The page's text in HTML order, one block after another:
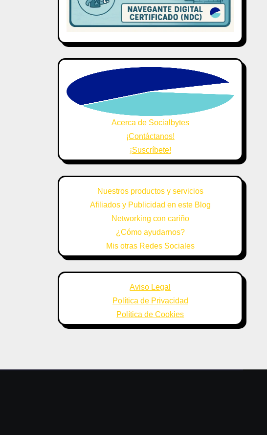
Acerca de Socialbytes
¡Contáctanos!
¡Suscríbete!
Nuestros productos y servicios
Afiliados y Publicidad en este Blog
Networking con cariño
¿Cómo ayudarnos?
Mis otras Redes Sociales
Aviso Legal
Política de Privacidad
Política de Cookies